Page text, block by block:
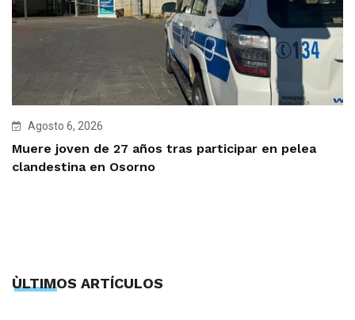
Agosto 6, 2026
Muere joven de 27 años tras participar en pelea
clandestina en Osorno
ÙLTIMOS ARTÍCULOS